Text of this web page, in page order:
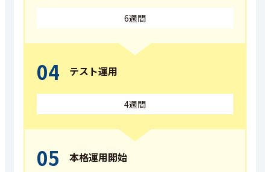
6週間
04 テスト運用
4週間
05 本格運用開始